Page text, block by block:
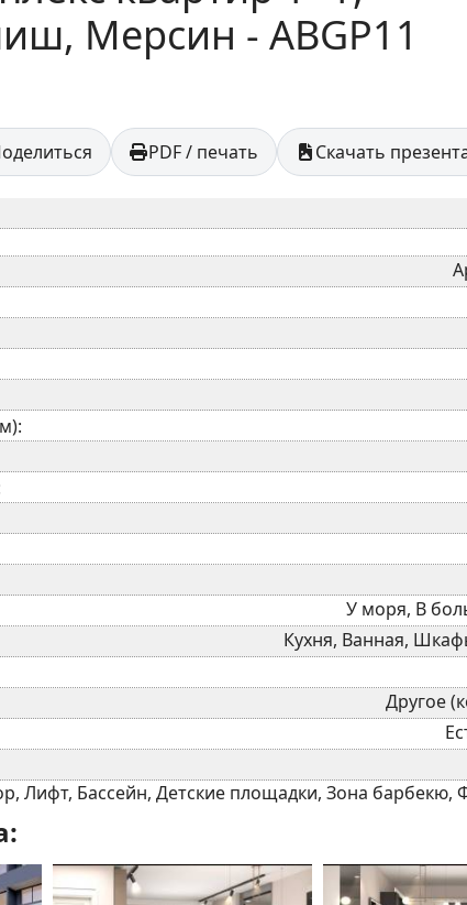
Мерсин - ABGP11
PDF / печать Скачать
У моря, В
Кухня, Ванная,
Другое
Лифт, Бассейн, Детские площадки, Зона барбекю,